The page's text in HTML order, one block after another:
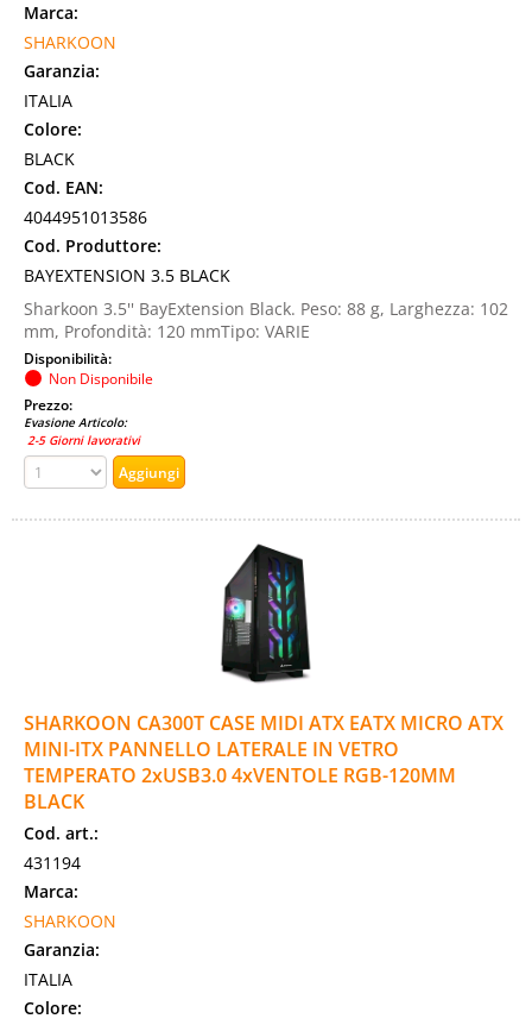
Marca:
SHARKOON
Garanzia:
ITALIA
Colore:
BLACK
Cod. EAN:
4044951013586
Cod. Produttore:
BAYEXTENSION 3.5 BLACK
Sharkoon 3.5'' BayExtension Black. Peso: 88 g, Larghezza: 102
mm, Profondità: 120 mmTipo: VARIE
Disponibilità:
Non Disponibile
Prezzo:
Evasione Articolo:
2-5 Giorni lavorativi
SHARKOON CA300T CASE MIDI ATX EATX MICRO ATX
MINI-ITX PANNELLO LATERALE IN VETRO
TEMPERATO 2xUSB3.0 4xVENTOLE RGB-120MM
BLACK
Cod. art.:
431194
Marca:
SHARKOON
Garanzia:
ITALIA
Colore: